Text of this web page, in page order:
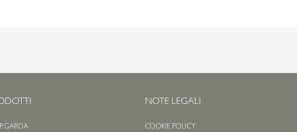
GARDA
NOTE LEGALI
COOKIE POLICY